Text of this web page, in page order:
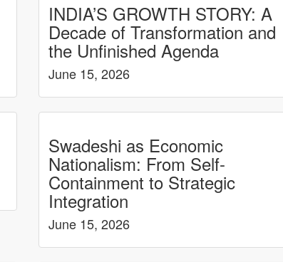
INDIA’S GROWTH STORY: A
Decade of Transformation and
the Unfinished Agenda
June 15, 2026
Swadeshi as Economic
Nationalism: From Self-
Containment to Strategic
Integration
June 15, 2026